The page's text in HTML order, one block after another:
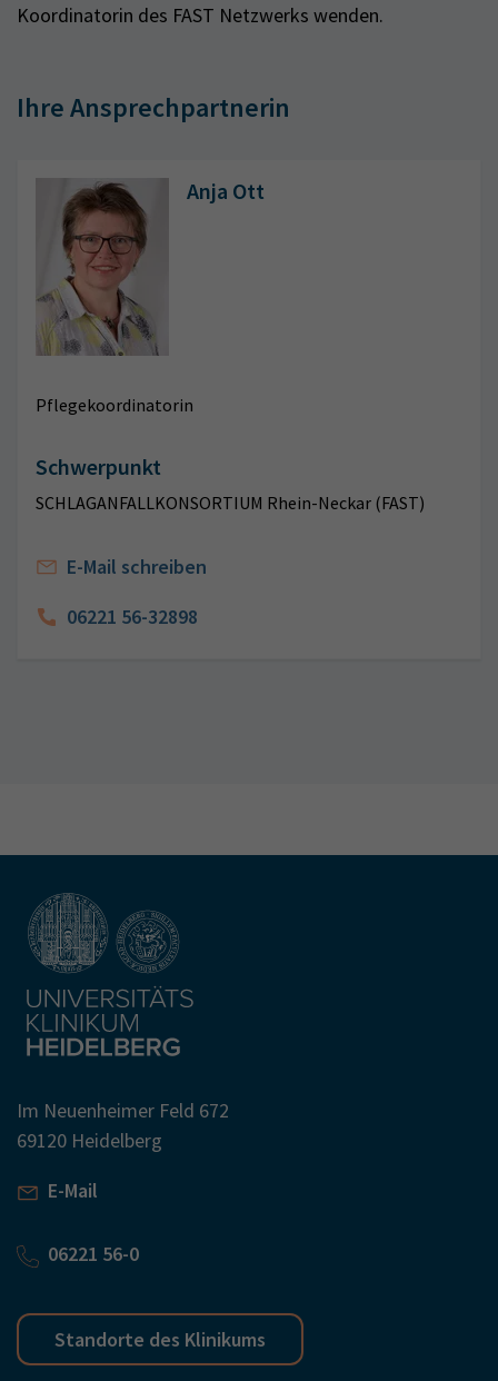
Koordinatorin des FAST Netzwerks wenden.
Ihre Ansprechpartnerin
Anja Ott
Pflegekoordinatorin
Schwerpunkt
SCHLAGANFALLKONSORTIUM Rhein-Neckar (FAST)
E-Mail schreiben
06221 56-32898
Im Neuenheimer Feld 672
69120 Heidelberg
E-Mail
06221 56-0
Standorte des Klinikums